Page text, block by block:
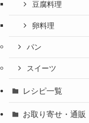
豆腐料理
卵料理
パン
スイーツ
レシピ一覧
お取り寄せ・通販